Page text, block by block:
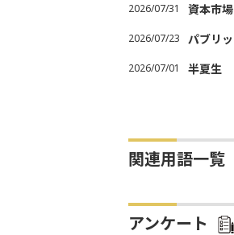
2026/07/31 資本市
2026/07/23 パブリ
2026/07/01 半夏生
関連用語一覧
アンケート